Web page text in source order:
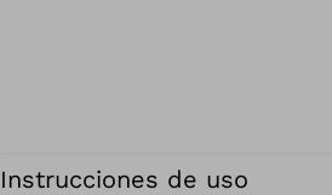
Instrucciones de uso